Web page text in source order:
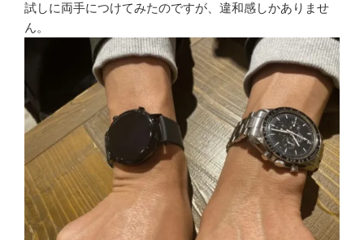
試しに両手につけてみたのですが、違和感しかありませ
ん。